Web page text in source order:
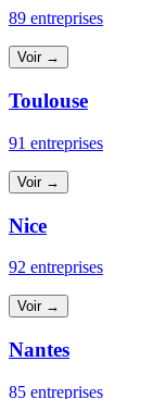
89 entreprises
Voir →
Toulouse
91 entreprises
Voir →
Nice
92 entreprises
Voir →
Nantes
85 entreprises